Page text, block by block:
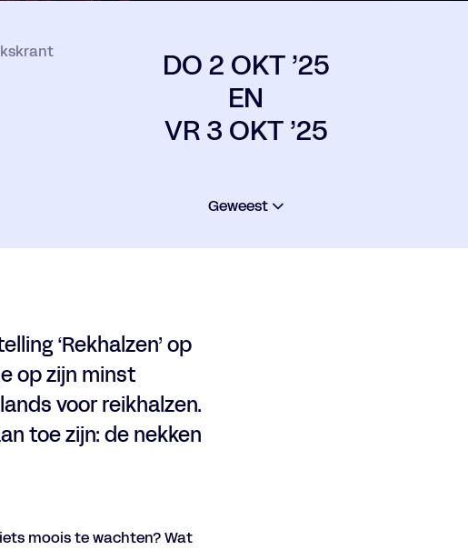
DO 2 OKT ’25
EN
VR 3 OKT ’25
Geweest
‘Rekhalzen’ op
op zijn minst
voor reikhalzen.
toe zijn: de nekken
moois te wachten? Wat